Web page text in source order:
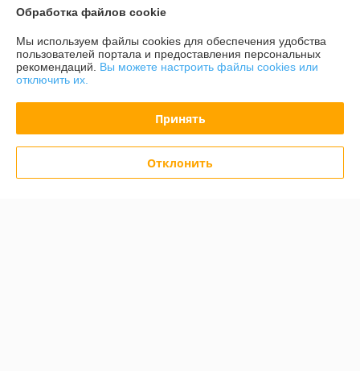
Доставка и оплата
График работы
Полная версия сайта
Политика обработки cookies
Обработка файлов cookie
Мы используем файлы cookies для обеспечения удобства
пользователей портала и предоставления персональных
рекомендаций. Вы можете настроить файлы cookies или
отключить их.
Принять
Отклонить